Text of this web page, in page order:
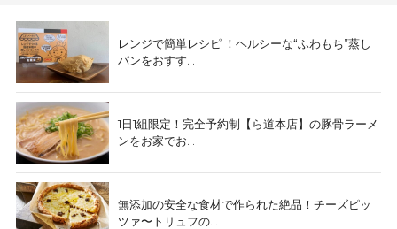
レンジで簡単レシピ ！ヘルシーな“ふわもち”蒸し
パンをおすす...
1日1組限定！完全予約制【ら道本店】の豚骨ラーメ
ンをお家でお...
無添加の安全な食材で作られた絶品！チーズピッ
ツァ〜トリュフの...